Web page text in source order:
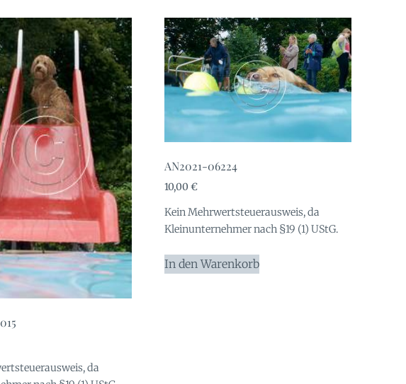
da
AN2021-06224
10,00 €
Kein Mehrwertsteuerausweis, da
Kleinunternehmer nach §19 (1) UStG.
In den Warenkorb